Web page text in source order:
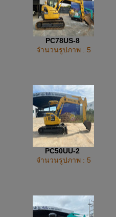
PC78US-8
จำนวนรูปภาพ : 5
PC50UU-2
จำนวนรูปภาพ : 5